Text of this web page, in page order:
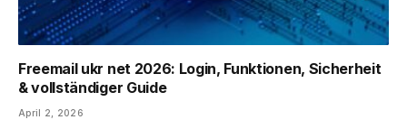
Freemail ukr net 2026: Login, Funktionen, Sicherheit
& vollständiger Guide
April 2, 2026